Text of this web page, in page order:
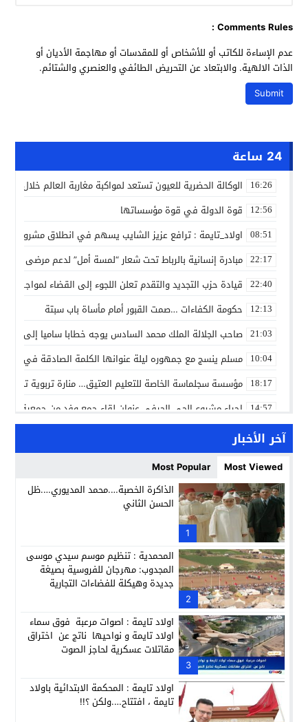
Comments Rules :
عدم الإساءة للكاتب أو للأشخاص أو للمقدسات أو مهاجمة الأديان أو
الذات الالهية. والابتعاد عن التحريض الطائفي والعنصري والشتائم.
24 ساعة
16:26 الوكالة الحضرية للعيون تستعد لمواكبة مغاربة العالم خلال
12:56 قوة الدولة في قوة مؤسساتها
08:51 اولاد_تايمة : ترافع عزيز الشايب يسهم في انطلاق مشروع
22:17 مبادرة إنسانية بالرباط تحت شعار “لمسة أمل” لدعم مرضى
22:40 قيادة حزب التجديد والتقدم تعلن اللجوء إلى القضاء لمواجهة
12:13 حكومة الكفاءات …صمت القبور أمام مأساة باب سبتة
21:03 صاحب الجلالة الملك محمد السادس يوجه خطابا ساميا إلى
10:04 مسلم ينسج مع جمهوره ليلة عنوانها الكلمة الصادقة في
18:17 مؤسسة سجلماسة الخاصة للتعليم العتيق… منارة تربوية تجمع
14:57 إحياء مشروع الحي الحرفي عنوان لقاء جمع وفد من جمعية
14:24 بن كيران يهاجم “البام”: “حزب الفساد وقياداته انتهى
كمال محرر يقود استئنافية تارودانت: مسار قضائي راسخ ورؤية
11:05 حبشان وكيلاً عاماً بتارودانت: ترقية جديدة في الحركة القضائية
21:28 حزب الديمقراطيين الجدد يؤسس منظمتي شباب ونساء الصحراء
13:37 عطش أولاد تايمة وسياسة “الحبة والقبة”: هل أصبح الماء إنجازاً
آخر الأخبار
Most Viewed
Most Popular
1
الذاكرة الخصبة….محمد المديوري….ظل
الحسن الثاني
2
المحمدية : تنظيم موسم سيدي موسى
المجدوب: مهرجان للفروسية بصيغة
جديدة وهيكلة للفضاءات التجارية
3
اولاد تايمة : اصوات مرعبة فوق سماء
اولاد تايمة و نواحيها ناتج عن اختراق
مقاتلات عسكرية لحاجز الصوت
اولاد تايمة : المحكمة الابتدائية باولاد
تايمة ، افتتاح….ولكن ؟!!